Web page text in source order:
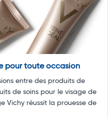
pour toute occasion
entre des produits de
de soins pour le visage de
Vichy réussit la prouesse de